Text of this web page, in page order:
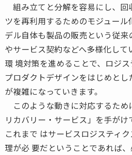
組み立てと分解を容易にし、回
ツを再利用するためのモジュール
デル自体も製品の販売という従来
やサービス契約などへ多様化して
環 境対策を進めることで、ロジス
プロダクトデザインをはじめと
が複雑になっていきます。
このような動きに対応するため
リカバリー・サービス」を手がけ
これまで はサービスロジスティ
理が必 要だということであれば